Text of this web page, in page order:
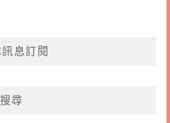
息訂閱
搜尋